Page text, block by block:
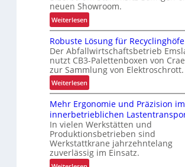
e
r
e
i
t
neuen Showroom.
Weiterlesen:
V
o
n
d
e
r
a
d
e
n
w
a
Robuste Lösung für Recyclinghöfe
Der Abfallwirtschaftsbetrieb
nutzt CB3-Palettenboxen von
zur Sammlung von Elektroschrott.
Weiterlesen:
R
o
b
u
s
t
e
Mehr Ergonomie und Präzision im
innerbetrieblichen
In vielen Werkstätten und
Produktionsbetrieben sind
Werkstattkrane jahrzehntelang
zuverlässig im Einsatz.